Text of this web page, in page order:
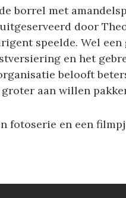
borrel met
door
speelde. Wel
en het
belooft
aan willen
fotoserie en een